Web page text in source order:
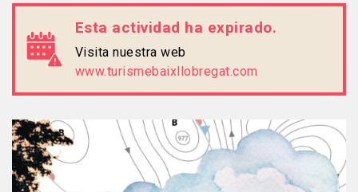
Esta actividad ha expirado.
Visita nuestra web
www.turismebaixllobregat.com